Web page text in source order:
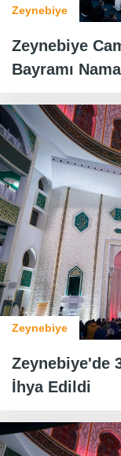
Zeynebiye
Zeynebiye
Bayramı
Zeynebiye
Zeynebiye'de
İhya Edildi